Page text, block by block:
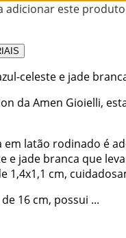
adicionar este
celeste e jade
da Amen Gioielli,
latão rodinado é
e jade branca que
1,4x1,1 cm,
16 cm, possui ...